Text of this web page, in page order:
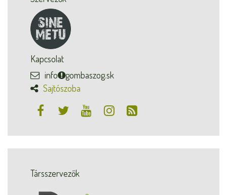
Kapcsolat
info
gombaszog.sk
Sajtószoba
Társszervezők